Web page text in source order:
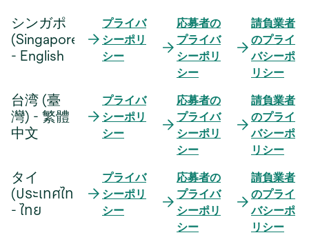
シンガポ
(Singapore)
- English
プライバ
シーポリ
シー
応募者の
プライバ
シーポリ
シー
請負業者
のプライ
バシーポ
リシー
台湾 (臺
灣) - 繁體
中文
プライバ
シーポリ
シー
応募者の
プライバ
シーポリ
シー
請負業者
のプライ
バシーポ
リシー
タイ
(ประเทศไทย)
- ไทย
プライバ
シーポリ
シー
応募者の
プライバ
シーポリ
シー
請負業者
のプライ
バシーポ
リシー